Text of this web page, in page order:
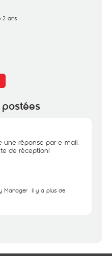
2 ans
une réponse par e-mail,
de réception!
Manager il y a plus de